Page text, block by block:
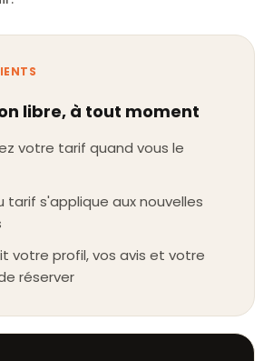
libre, à tout moment
votre tarif quand vous le
tarif s'applique aux nouvelles
votre profil, vos avis et votre
réserver